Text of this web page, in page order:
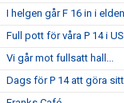
I helgen går F 16 in i
Full pott för våra P 14 i
Vi går mot fullsatt hall...
Dags för P 14 att göra